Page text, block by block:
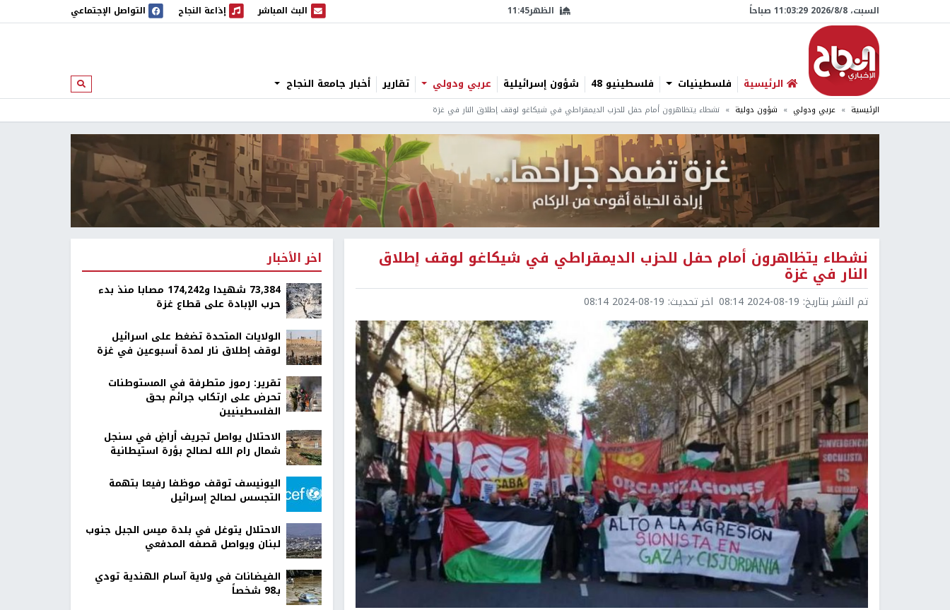
السبت، 8/‏8/‏2026 11:03:30 صباحاً الظهر11:45 البث المباشر
البث المباشر إذاعة النجاح
إذاعة النجاح التواصل الإجتماعي
الرئيسية فلسطينيات فلسطينيو 48 شؤون إسرائيلية عربي ودولي تقارير أخبار جامعة النجاح ابحث
الرئيسية عربي ودولي شؤون دولية نشطاء يتظاهرون أمام حفل للحزب الديمقراطي في شيكاغو لوقف إطلاق النار في غزة
نشطاء يتظاهرون أمام حفل للحزب الديمقراطي في شيكاغو لوقف إطلاق
النار في غزة
تم النشر بتاريخ: 2024-08-19 08:14 اخر تحديث: 2024-08-19 08:14
اخر الأخبار
73,384 شهيدا و174,242 مصابا منذ بدء
حرب الإبادة على قطاع غزة
الولايات المتحدة تضغط على اسرائيل
لوقف إطلاق نار لمدة أسبوعين في غزة
تقرير: رموز متطرفة في المستوطنات
تحرض على ارتكاب جرائم بحق
الفلسطينيين
الاحتلال يواصل تجريف أراضٍ في سنجل
شمال رام الله لصالح بؤرة استيطانية
اليونيسف توقف موظفا رفيعا بتهمة
التجسس لصالح إسرائيل
الاحتلال يتوغل في بلدة ميس الجبل جنوب
لبنان ويواصل قصفه المدفعي
الفيضانات في ولاية آسام الهندية تودي
بـ98 شخصاً